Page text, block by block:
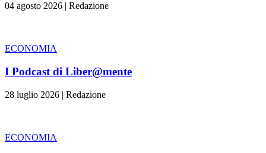
04 agosto 2026 | Redazione
ECONOMIA
I Podcast di Liber@mente
28 luglio 2026 | Redazione
ECONOMIA